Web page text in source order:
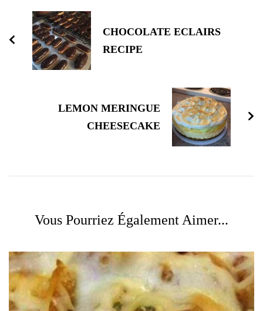
d'article
CHOCOLATE ECLAIRS
RECIPE
LEMON MERINGUE
CHEESECAKE
Vous Pourriez Également Aimer...